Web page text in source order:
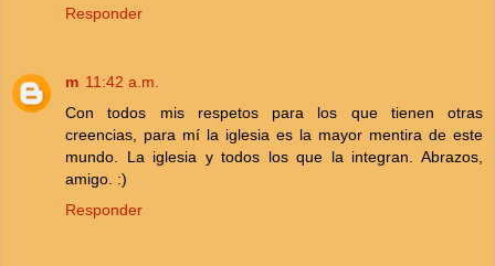
Responder
m 11:42 a.m.
Con todos mis respetos para los que tienen otras
creencias, para mí la iglesia es la mayor mentira de este
mundo. La iglesia y todos los que la integran. Abrazos,
amigo. :)
Responder